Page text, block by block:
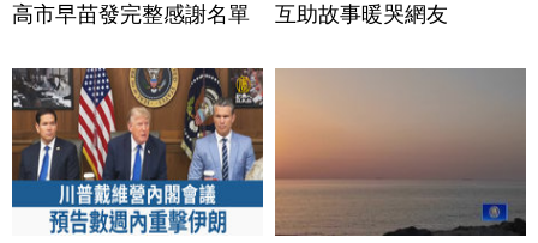
高市早苗發完整感謝名單
互助故事暖哭網友